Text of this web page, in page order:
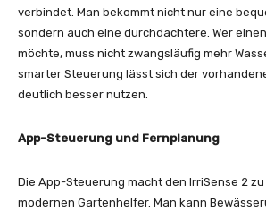
verbindet. Man bekommt nicht nur eine
sondern auch eine durchdachtere. Wer
möchte, muss nicht zwangsläufig mehr
smarter Steuerung lässt sich der
deutlich besser nutzen.
App-Steuerung und Fernplanung
Die App-Steuerung macht den IrriSense 2
modernen Gartenhelfer. Man kann